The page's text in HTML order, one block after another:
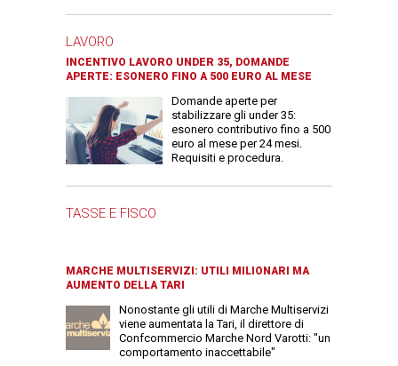
LAVORO
INCENTIVO LAVORO UNDER 35, DOMANDE
APERTE: ESONERO FINO A 500 EURO AL MESE
Domande aperte per
stabilizzare gli under 35:
esonero contributivo fino a 500
euro al mese per 24 mesi.
Requisiti e procedura.
TASSE E FISCO
MARCHE MULTISERVIZI: UTILI MILIONARI MA
AUMENTO DELLA TARI
Nonostante gli utili di Marche Multiservizi
viene aumentata la Tari, il direttore di
Confcommercio Marche Nord Varotti: "un
comportamento inaccettabile"